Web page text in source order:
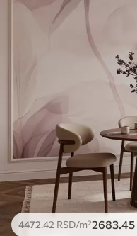
4472.42RSD/m²2683 .45